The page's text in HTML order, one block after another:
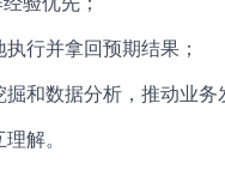
行并拿回预期结果；
和数据分析，推动业务
解。